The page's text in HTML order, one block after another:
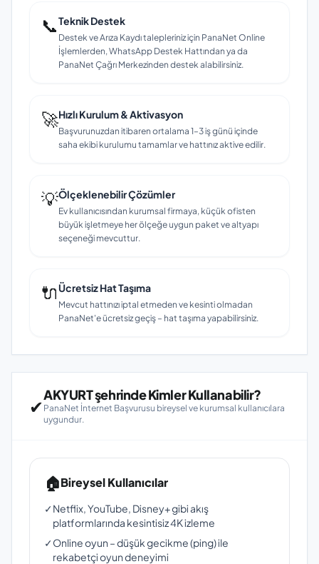
📞Teknik Destek
Destek ve Arıza Kaydı talepleriniz için PanaNet Online
İşlemlerden, WhatsApp Destek Hattından ya da
PanaNet Çağrı Merkezinden destek alabilirsiniz.
🚀Hızlı Kurulum & Aktivasyon
Başvurunuzdan itibaren ortalama 1–3 iş günü içinde
saha ekibi kurulumu tamamlar ve hattınız aktive edilir.
💡Ölçeklenebilir Çözümler
Ev kullanıcısından kurumsal firmaya, küçük ofisten
büyük işletmeye her ölçeğe uygun paket ve altyapı
seçeneği mevcuttur.
🔌Ücretsiz Hat Taşıma
Mevcut hattınızı iptal etmeden ve kesinti olmadan
PanaNet'e ücretsiz geçiş – hat taşıma yapabilirsiniz.
✔
AKYURT şehrinde Kimler Kullanabilir?
PanaNet İnternet Başvurusu bireysel ve kurumsal kullanıcılara
uygundur.
🏠Bireysel Kullanıcılar
✓Netflix, YouTube, Disney+ gibi akış
platformlarında kesintisiz 4K izleme
✓Online oyun – düşük gecikme (ping) ile
rekabetçi oyun deneyimi